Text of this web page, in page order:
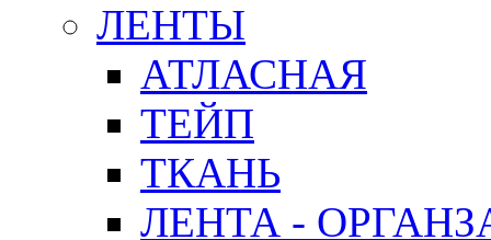
ЛЕНТЫ
АТЛАСНАЯ
ТЕЙП
ТКАНЬ
ЛЕНТА -